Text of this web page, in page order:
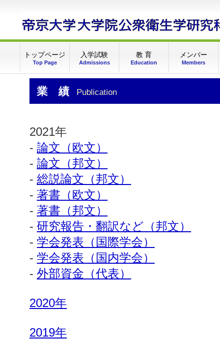
業 績 Publication
2021年
- 論文（欧文）
- 論文（邦文）
- 総説論文（邦文）
- 著書（欧文）
- 著書（邦文）
- 研究報告・翻訳など（邦文）
- 学会発表（国際学会）
- 学会発表（国内学会）
- 外部資金（代表）
2020年
2019年
トップページ
Top Page
入学試験
Admissions
教 育
Education
メンバー
Members